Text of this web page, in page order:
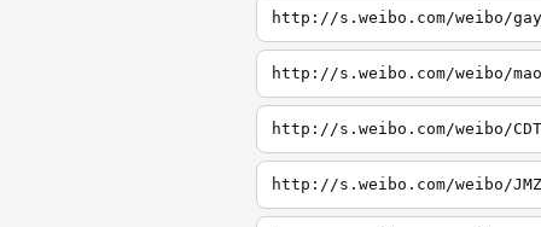
http://s.weibo.com/weibo/gay
http://s.weibo.com/weibo/mao
http://s.weibo.com/weibo/CDT
http://s.weibo.com/weibo/JMZ